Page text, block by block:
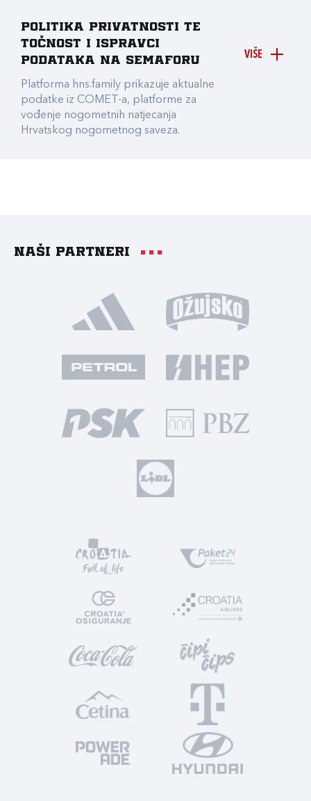
VIŠE
Politika privatnosti te
točnost i ispravci
podataka na Semaforu
Platforma hns.family prikazuje aktualne
podatke iz COMET-a, platforme za
vođenje nogometnih natjecanja
Hrvatskog nogometnog saveza.
Naši partneri